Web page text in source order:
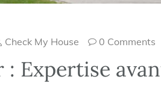
Check My House 0 Comments
Expertise